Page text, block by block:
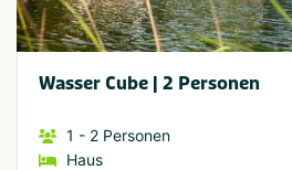
Wasser Cube | 2 Personen
1 - 2 Personen
Haus